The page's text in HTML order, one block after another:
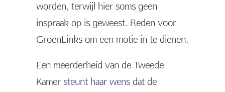
worden, terwijl hier soms geen
inspraak op is geweest. Reden voor
GroenLinks om een motie in te dienen.
Een meerderheid van de Tweede
Kamer steunt haar wensdat de